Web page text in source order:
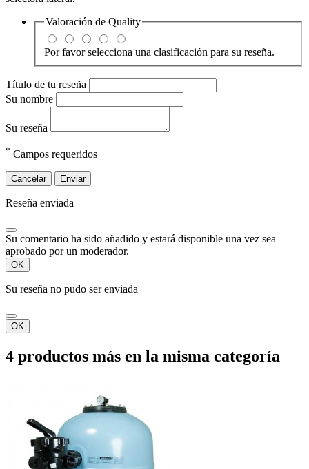
Valoración de Quality
Por favor selecciona una clasificación para su reseña.
Título de tu reseña
Su nombre
Su reseña
* Campos requeridos
Cancelar Enviar
Reseña enviada
Su comentario ha sido añadido y estará disponible una vez sea
aprobado por un moderador.
OK
Su reseña no pudo ser enviada
OK
4 productos más en la misma categoría